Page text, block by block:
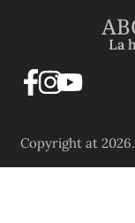
La
Copyright at 2026.